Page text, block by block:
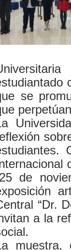
se
de
“Dr.
a la
muestra,